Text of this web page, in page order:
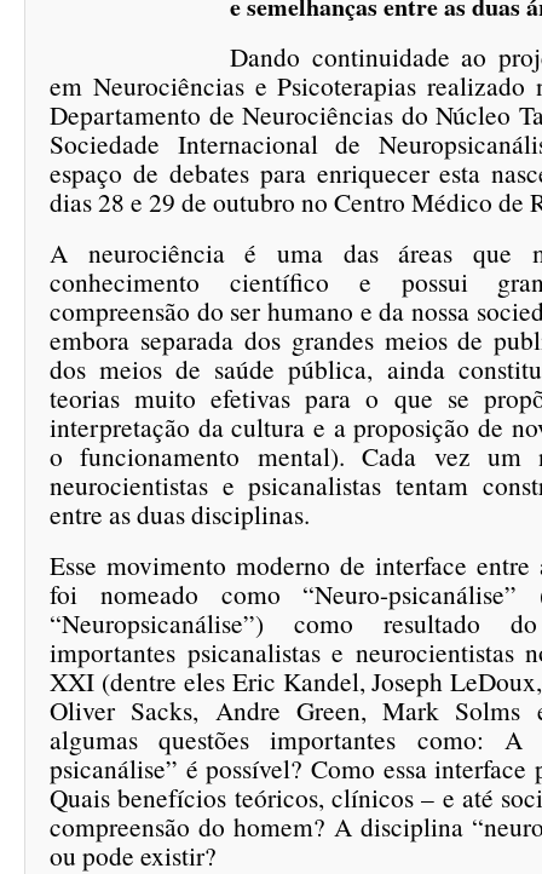
Dando continuidade ao
em Neurociências e Psicoterapias
Departamento de Neurociências do Núcleo
Sociedade Internacional de
espaço de debates para enriquecer esta
dias 28 e 29 de outubro no Centro Médico de
A neurociência é uma das áreas que
conhecimento científico e possui
compreensão do ser humano e da nossa
embora separada dos grandes meios de
dos meios de saúde pública, ainda
teorias muito efetivas para o que se
interpretação da cultura e a proposição de
o funcionamento mental). Cada vez um
neurocientistas e psicanalistas tentam
entre as duas disciplinas.
Esse movimento moderno de interface entre
foi nomeado como “Neuro-psicanálise”
“Neuropsicanálise”) como resultado
importantes psicanalistas e neurocientistas
XXI (dentre eles Eric Kandel, Joseph
Oliver Sacks, Andre Green, Mark Solms
algumas questões importantes como: A
psicanálise” é possível? Como essa interface
Quais benefícios teóricos, clínicos – e até
compreensão do homem? A disciplina
ou pode existir?